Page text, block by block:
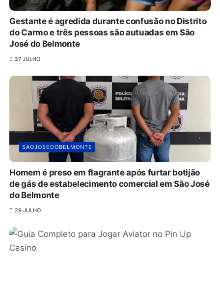
Gestante é agredida durante confusão no Distrito
do Carmo e três pessoas são autuadas em São
José do Belmonte
27 JULHO
SAOJOSEDOBELMONTE
Homem é preso em flagrante após furtar botijão
de gás de estabelecimento comercial em São José
do Belmonte
29 JULHO